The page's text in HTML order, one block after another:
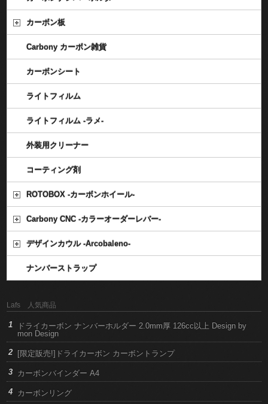
カーボン板
Carbony カーボン雑貨
カーボンシート
ライトフィルム
ライトフィルム -ラメ-
外装用クリーナー
コーティング剤
ROTOBOX -カーボンホイール-
Carbony CNC -カラーオーダーレバー-
デザインカウル -Arcobaleno-
ナンバーストラップ
Lafs 人気商品
ドライカーボン ナンバーホルダー 2.0mm厚 126cc以上 Design by
mon Design
[限定販売!]ドライカーボン カーボントランプ
カーボンバインダー A4
カーボンリング